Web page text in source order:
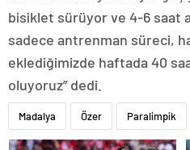
bisiklet sürüyor ve 4-6 saat
sadece antrenman süreci,
eklediğimizde haftada 40
oluyoruz” dedi.
Madalya Özer Paralimpik